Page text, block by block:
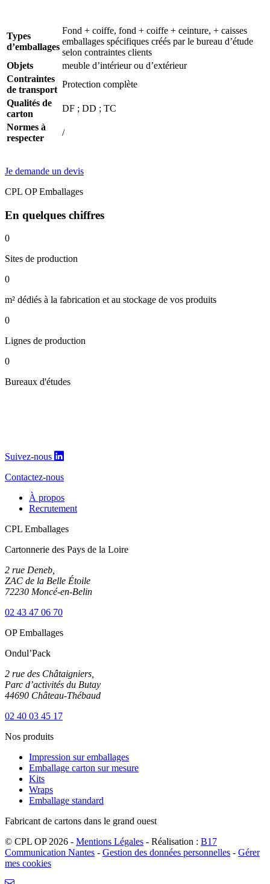
Types
d’emballages
Fond + coiffe, fond + coiffe + ceinture, + caisses
emballages spécifiques créés par le bureau d’étude
selon contraintes clients
Objets
meuble d’intérieur ou d’extérieur
Contraintes
de transport
Protection complète
Qualités de
carton
DF ; DD ; TC
Normes à
respecter
/
Je demande un devis
CPL OP Emballages
En quelques chiffres
0
Sites de production
0
m² dédiés à la fabrication et au stockage de vos produits
0
Lignes de production
0
Bureaux d'études
Suivez-nous
Contactez-nous
À propos
Recrutement
CPL Emballages
Cartonnerie des Pays de la Loire
2 rue Deneb,
ZAC de la Belle Étoile
72230 Moncé-en-Belin
02 43 47 06 70
OP Emballages
Ondul’Pack
2 rue des Châtaigniers,
Parc d’activités du Butay
44690 Château-Thébaud
02 40 03 45 17
Nos produits
Impression sur emballages
Emballage carton sur mesure
Kits
Wraps
Emballage standard
Fabricant de cartons dans le grand ouest
© CPL OP 2026 - Mentions Légales - Réalisation : B17
Communication Nantes - Gestion des données personnelles - Gérer
mes cookies